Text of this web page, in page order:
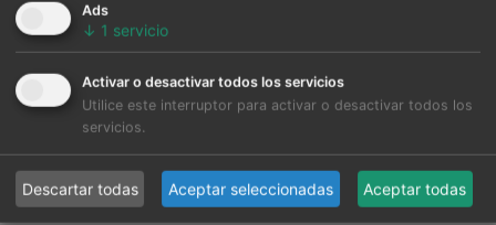
Desarrolladores, Fondos de Inversión y
Bancos
Industria, Grandes Consumidores y Data
Centers
Generadores (Utilities e IPP)
Ads
↓ 1 servicio
Activar o desactivar todos los servicios
Utilice este interruptor para activar o desactivar todos los
servicios.
Descartar todas Aceptar seleccionadas Aceptar todas